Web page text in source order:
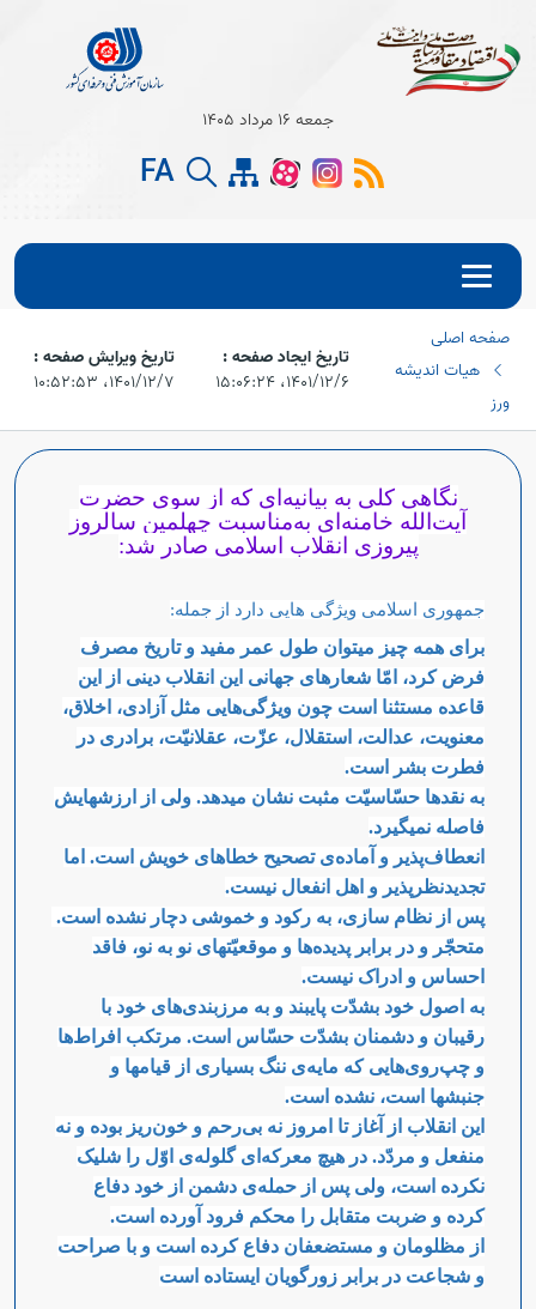
جمعه 16 مرداد 1405
FA
صفحه اصلی
هیات اندیشه
ورز
تاریخ ایجاد صفحه :
۱۴۰۱/۱۲/۶،‏ ۱۵:۰۶:۲۴
تاریخ ویرایش صفحه :
۱۴۰۱/۱۲/۷،‏ ۱۰:۵۲:۵۳
نگاهی کلی به بیانیه‌ای که از سوی حضرت
آیت‌الله خامنه‌ای به‌مناسبت چهلمین سالروز
پیروزی انقلاب اسلامی صادر شد:
جمهوری اسلامی ویژگی هایی دارد از جمله:
برای همه چیز میتوان طول عمر مفید و تاریخ مصرف
فرض کرد، امّا شعارهای جهانی این انقلاب دینی از این
قاعده مستثنا است چون ویژگی‌هایی مثل آزادی، اخلاق،
معنویت، عدالت، استقلال، عزّت، عقلانیّت، برادری در
فطرت بشر است.
به نقدها حسّاسیّت مثبت نشان میدهد. ولی از ارزشهایش
فاصله نمیگیرد.
انعطاف‌پذیر و آماده‌ی تصحیح خطاهای خویش است. اما
تجدیدنظرپذیر و اهل انفعال نیست.
پس از نظام سازی، به رکود و خموشی دچار نشده است.
متحجّر و در برابر پدیده‌ها و موقعیّتهای نو به نو، فاقد
احساس و ادراک نیست.
به اصول خود بشدّت پایبند و به مرزبندی‌های خود با
رقیبان و دشمنان بشدّت حسّاس است. مرتکب افراط‌ها
و چپ‌روی‌هایی که مایه‌ی ننگ بسیاری از قیامها و
جنبشها است، نشده است.
این انقلاب از آغاز تا امروز نه بی‌رحم و خون‌ریز بوده و نه
منفعل و مردّد. در هیچ معرکه‌ای گلوله‌ی اوّل را شلیک
نکرده است، ولی پس ‌از حمله‌ی دشمن از خود دفاع
کرده و ضربت متقابل را محکم فرود آورده است.
از مظلومان و مستضعفان دفاع کرده است و با صراحت
و شجاعت در برابر زورگویان ایستاده است